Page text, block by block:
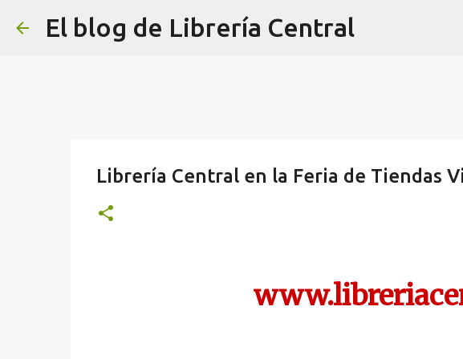
El blog de Librería Central
Librería Central en la Feria de Tiendas